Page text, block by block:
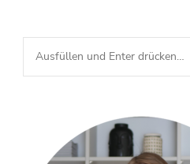
Suchst
du